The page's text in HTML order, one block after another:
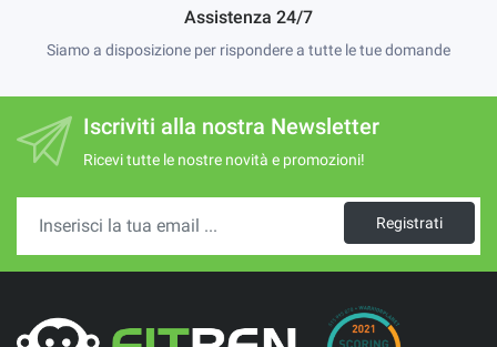
Assistenza 24/7
Siamo a disposizione per rispondere a tutte le tue domande
Iscriviti alla nostra Newsletter
Ricevi tutte le nostre novità e promozioni!
Registrati